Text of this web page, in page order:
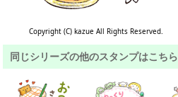
Copyright (C) kazue All Rights Reserved.
同じシリーズの他のスタンプはこちら